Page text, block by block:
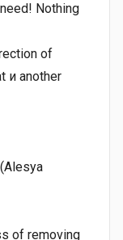
Nothing
of
и another
of removing